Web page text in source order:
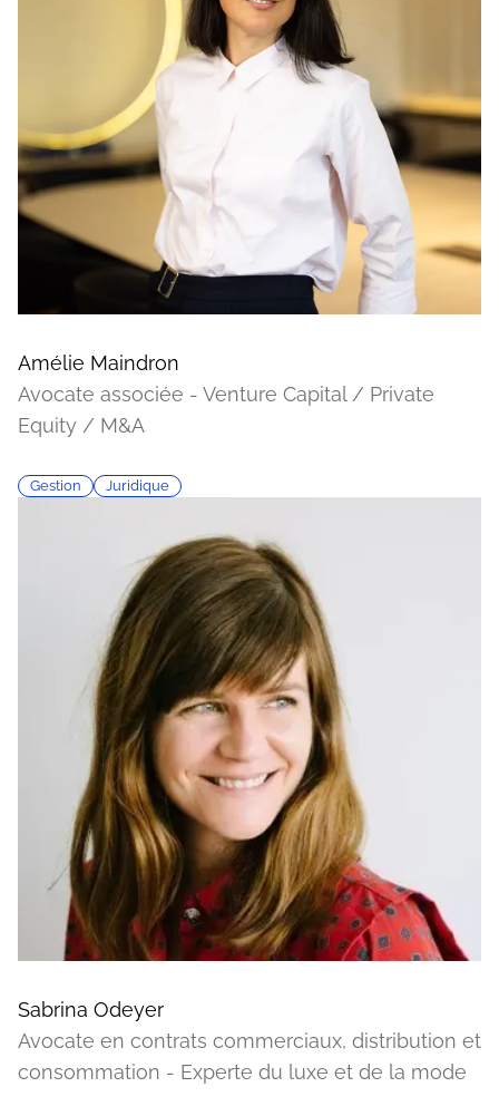
Amélie Maindron
Avocate associée - Venture Capital / Private
Equity / M&A
Gestion Juridique
Sabrina Odeyer
Avocate en contrats commerciaux, distribution et
consommation - Experte du luxe et de la mode